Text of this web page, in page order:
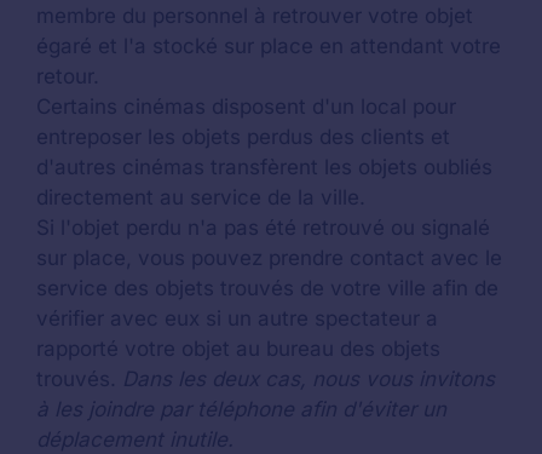
membre du personnel à retrouver votre objet
égaré et l'a stocké sur place en attendant votre
retour.
Certains cinémas disposent d'un local pour
entreposer les objets perdus des clients et
d'autres cinémas transfèrent les objets oubliés
directement au service de la ville.
Si l'objet perdu n'a pas été retrouvé ou signalé
sur place, vous pouvez prendre contact avec le
service des objets trouvés de votre ville afin de
vérifier avec eux si un autre spectateur a
rapporté votre objet au bureau des objets
trouvés. Dans les deux cas, nous vous invitons
à les joindre par téléphone afin d'éviter un
déplacement inutile.